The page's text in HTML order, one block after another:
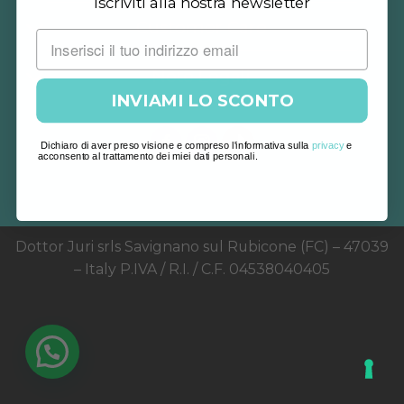
Customer Care
Note Legali
Dottor Juri srls Savignano sul Rubicone (FC) – 47039
– Italy P.IVA / R.I. / C.F. 04538040405
INVIAMI LO SCONTO
Dichiaro di aver preso visione e compreso l'informativa sulla privacye
acconsento al trattamento dei miei dati personali.